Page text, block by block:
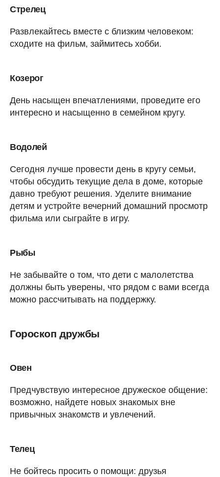
Стрелец
Развлекайтесь вместе с близким человеком:
сходите на фильм, займитесь хобби.
Козерог
День насыщен впечатлениями, проведите его
интересно и насыщенно в семейном кругу.
Водолей
Сегодня лучше провести день в кругу семьи,
чтобы обсудить текущие дела в доме, которые
давно требуют решения. Уделите внимание
детям и устройте вечерний домашний просмотр
фильма или сыграйте в игру.
Рыбы
Не забывайте о том, что дети с малолетства
должны быть уверены, что рядом с вами всегда
можно рассчитывать на поддержку.
Гороскоп дружбы
Овен
Предчувствую интересное дружеское общение:
возможно, найдете новых знакомых вне
привычных знакомств и увлечений.
Телец
Не бойтесь просить о помощи: друзья